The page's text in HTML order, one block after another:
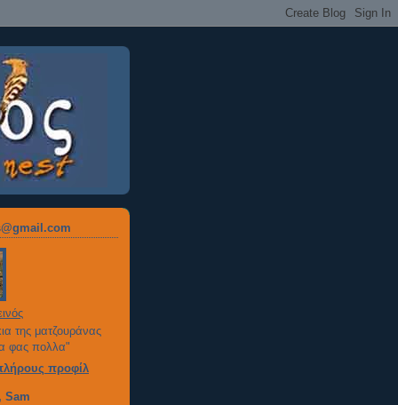
της ματζουράνας
φας πολλα"
προφίλ
Sam